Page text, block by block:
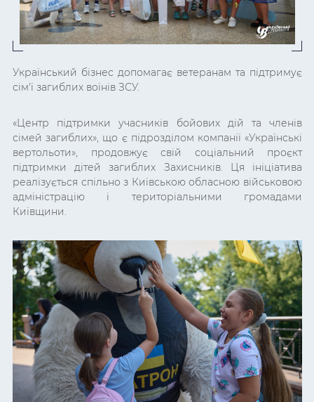
Український бізнес допомагає ветеранам та підтримує
сім'ї загиблих воїнів ЗСУ.
«Центр підтримки учасників бойових дій та членів
сімей загиблих», що є підрозділом компанії «Українські
вертольоти», продовжує свій соціальний проєкт
підтримки дітей загиблих Захисників. Ця ініціатива
реалізується спільно з Київською обласною військовою
адміністрацію і територіальними громадами
Київщини.